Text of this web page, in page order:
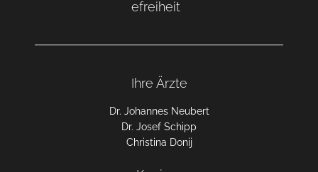
efreiheit
Ihre Ärzte
Dr. Johannes Neubert
Dr. Josef Schipp
Christina Donij